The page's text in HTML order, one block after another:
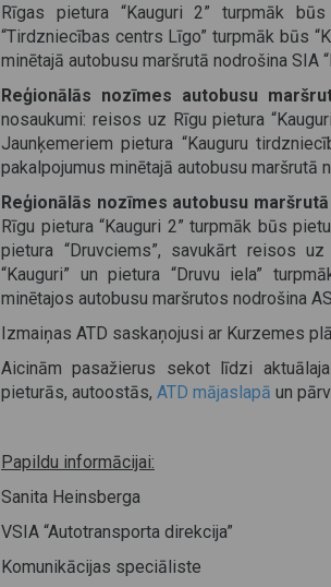
Rīgas pietura “Kauguri 2” turpmāk
“Tirdzniecības centrs Līgo” turpmāk būs
minētajā autobusu maršrutā nodrošina SIA
Reģionālās nozīmes autobusu
nosaukumi: reisos uz Rīgu pietura
Jaunķemeriem pietura “Kauguru
pakalpojumus minētajā autobusu maršrutā
Reģionālās nozīmes autobusu
Rīgu pietura “Kauguri 2” turpmāk būs
pietura “Druvciems”, savukārt reisos
“Kauguri” un pietura “Druvu iela”
minētajos autobusu maršrutos nodrošina
Izmaiņas ATD saskaņojusi ar Kurzemes
Aicinām pasažierus sekot līdzi
pieturās, autoostās, ATD mājaslapā un
Papildu informācijai:
Sanita Heinsberga
VSIA “Autotransporta direkcija”
Komunikācijas speciāliste